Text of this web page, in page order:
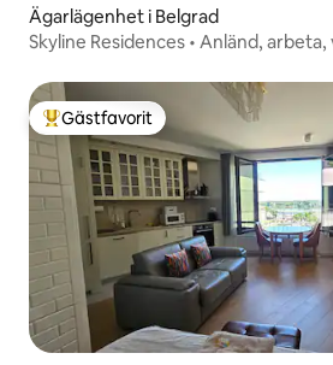
Ägarlägenhet i Belgrad
Skyline Residences • Anländ,
Populär gästfavorit
Gästfavorit